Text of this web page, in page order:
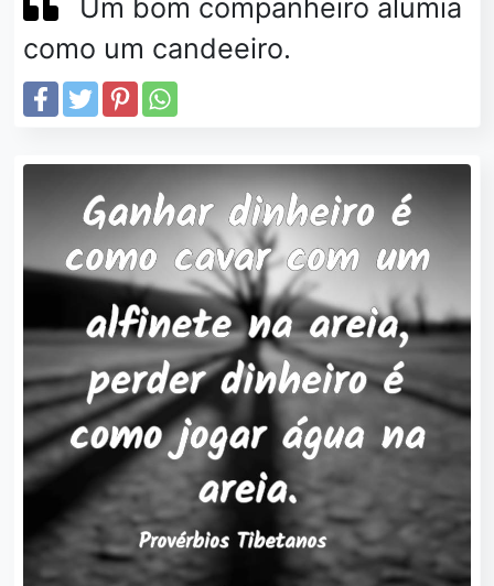
Um bom companheiro alumia
como um candeeiro.